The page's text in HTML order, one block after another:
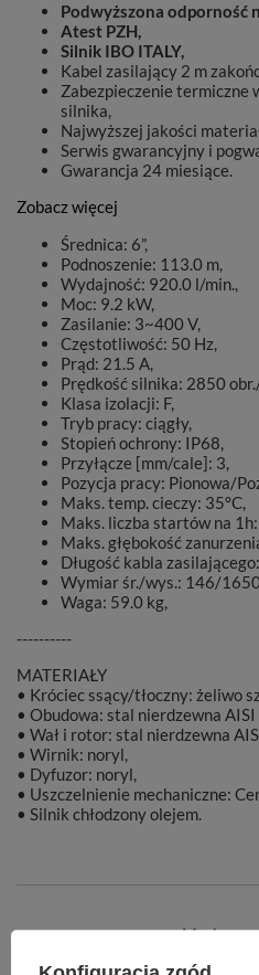
Podwyższona odporność
Atest PZH,
Silnik IBO ITALY,
Kabel zasilający 2 m
Zabezpieczenie termiczne
silnika,
Najwyższej jakości
Serwis gwarancyjny i
Gwarancja 24 miesiące.
Zobacz więcej
Średnica: 6”,
Podnoszenie: 113.0 m,
Wydajność: 920.0 l/min.,
Moc: 9.2 kW,
Zasilanie: 3~400 V,
Częstotliwość: 50 Hz,
Prąd: 21.5 A,
Prędkość silnika: 2850
Klasa izolacji: F,
Tryb pracy: ciągły,
Stopień ochrony: IP68,
Przyłącze [mm/cale]: 3,
Pozycja pracy: Pionowa/
Maks. temp. cieczy: 35°C,
Maks. liczba startów na
Maks. głębokość
Długość kabla
Wymiar śr./wys.: 146/
Waga: 59.0 kg,
----------
MATERIAŁY
• Króciec ssący/tłoczny: żeliwo
• Obudowa: stal nierdzewna
• Wał i rotor: stal nierdzewna
• Wirnik: noryl,
• Dyfuzor: noryl,
• Uszczelnienie mechaniczne:
• Silnik chłodzony olejem.
Marka